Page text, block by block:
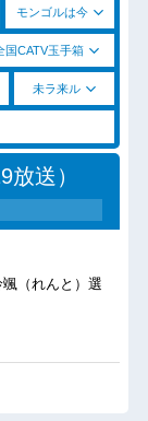
モンゴルは今
国CATV玉手箱
未ラ来ル
送）
（れんと）選